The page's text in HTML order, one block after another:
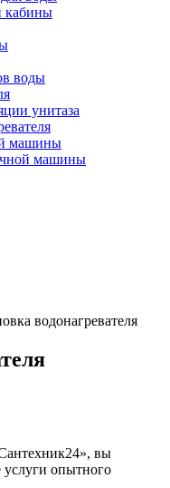
кабины
воды
унитаза
машины
машины
водонагревателя
вы
услуги опытного